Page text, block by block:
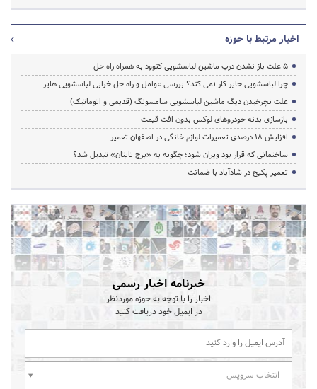
اخبار مرتبط با حوزه
5 علت باز نشدن درب ماشین لباسشویی کنوود به همراه راه حل
چرا لباسشویی حایر کار نمی کند؟ بررسی عوامل و راه حل خرابی لباسشویی هایر
علت نچرخیدن دیگ ماشین لباسشویی سامسونگ (قدیمی و اتوماتیک)
بازسازی بدنه خودروهای لوکس بدون افت قیمت
افزایش ۱۸ درصدی تعمیرات لوازم خانگی در اصفهان تعمیر
ساختمانی که قرار بود ویران شود؛ چگونه به «برج تایتان» تبدیل شد؟
تعمیر پکیج در شادآباد با ضمانت
خبرنامه اخبار رسمی
اخبار را با توجه به حوزه موردنظر
در ایمیل خود دریافت کنید
انتخاب سرویس